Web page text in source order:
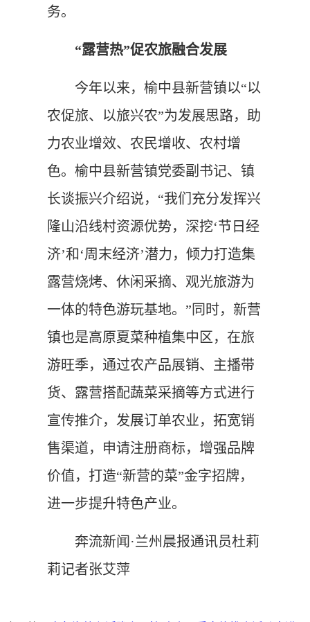
务。
“露营热”促农旅融合发展
今年以来，榆中县新营镇以“以
农促旅、以旅兴农”为发展思路，助
力农业增效、农民增收、农村增
色。榆中县新营镇党委副书记、镇
长谈振兴介绍说，“我们充分发挥兴
隆山沿线村资源优势，深挖‘节日经
济’和‘周末经济’潜力，倾力打造集
露营烧烤、休闲采摘、观光旅游为
一体的特色游玩基地。”同时，新营
镇也是高原夏菜种植集中区，在旅
游旺季，通过农产品展销、主播带
货、露营搭配蔬菜采摘等方式进行
宣传推介，发展订单农业，拓宽销
售渠道，申请注册商标，增强品牌
价值，打造“新营的菜”金字招牌，
进一步提升特色产业。
奔流新闻·兰州晨报通讯员杜莉
莉记者张艾萍